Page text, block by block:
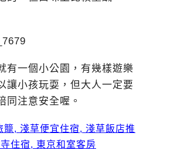
有一個小公園，有幾樣遊樂
讓小孩玩耍，但大人一定要
同注意安全喔。